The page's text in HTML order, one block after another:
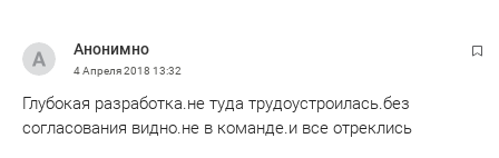
Анонимно
4 Апреля 2018 13:32
Глубокая разработка.не туда трудоустроилась.без
согласования видно.не в команде.и все отреклись